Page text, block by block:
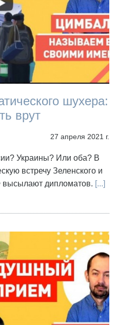
шухера:
врут
27 апреля 2021 г.
Украины? Или оба? В
встречу Зеленского и
дипломатов. [...]